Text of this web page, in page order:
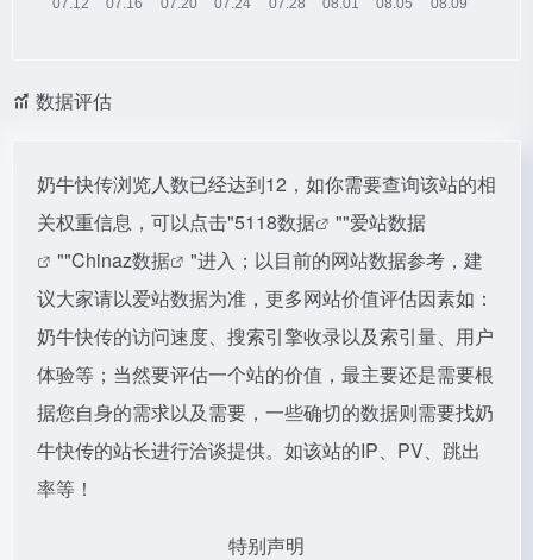
数据评估
奶牛快传浏览人数已经达到12，如你需要查询该站的相
关权重信息，可以点击"5118数据 ""爱站数据
""Chinaz数据
"进入；以目前的网站数据参考，建
议大家请以爱站数据为准，更多网站价值评估因素如：
奶牛快传的访问速度、搜索引擎收录以及索引量、用户
体验等；当然要评估一个站的价值，最主要还是需要根
据您自身的需求以及需要，一些确切的数据则需要找奶
牛快传的站长进行洽谈提供。如该站的IP、PV、跳出
率等！
特别声明